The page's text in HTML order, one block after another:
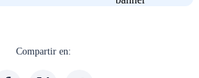
Compartir en: